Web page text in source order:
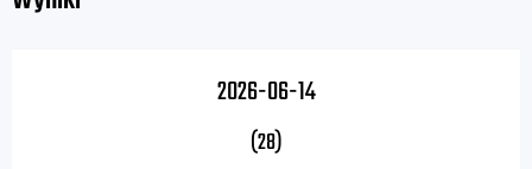
2026-06-14
(28)